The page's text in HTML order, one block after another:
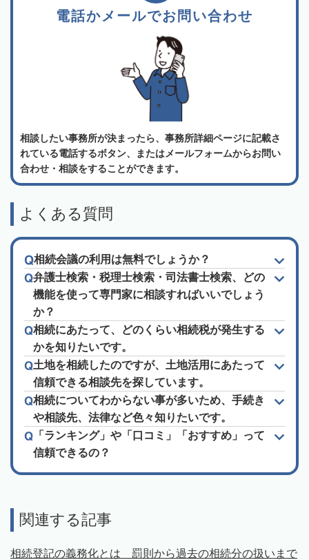
電話かメールでお問い合わせ
相談したい事務所が決まったら、事務所詳細ページに記載さ
れている電話するボタン、またはメールフォームからお問い
合わせ・相談をすることができます。
よくある質問
相続会議の利用は無料でしょうか？
弁護士検索・税理士検索・司法書士検索、どの
機能を使って専門家に相談すればいいでしょう
か？
相続にあたって、どのくらい相続税が発生する
かを知りたいです。
土地を相続したのですが、土地活用にあたって
信頼できる相談先を探しています。
相続についてわからない事が多いため、手続き
や相談先、法律など色々知りたいです。
「ランキング」や「口コミ」「おすすめ」って
信頼できるの？
関連する記事
相続登記の義務化とは 罰則から過去の相続分の扱いまで